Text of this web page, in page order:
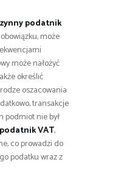
podatnik
może
może nałożyć
określić
oszacowania
transakcje
podmiot nie był
VAT,
co prowadzi do
podatku wraz z